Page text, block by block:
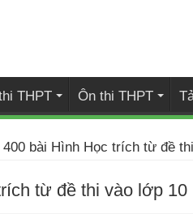
THPT Ôn thi THPT
400 bài Hình Học trích từ đề
từ đề thi vào lớp 10